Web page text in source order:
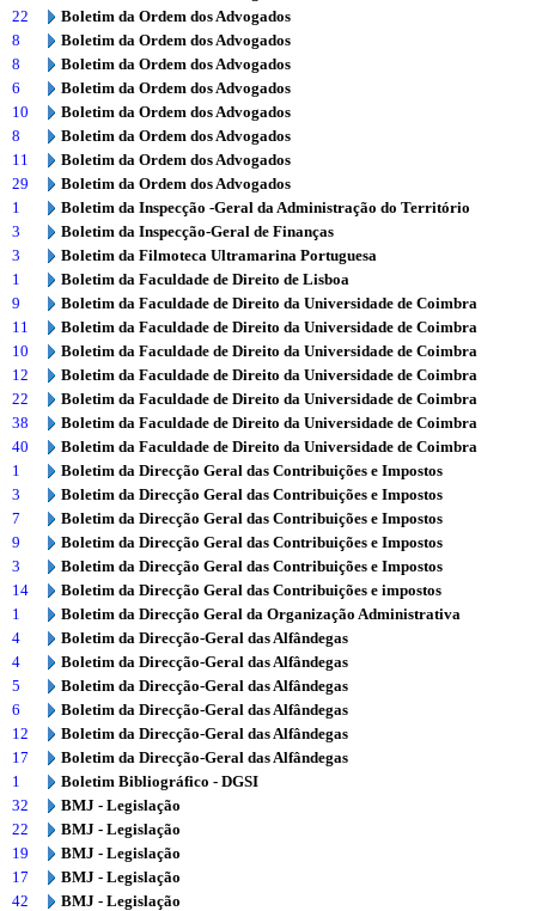
22
Boletim da Ordem dos Advogados
8
Boletim da Ordem dos Advogados
8
Boletim da Ordem dos Advogados
6
Boletim da Ordem dos Advogados
10
Boletim da Ordem dos Advogados
8
Boletim da Ordem dos Advogados
11
Boletim da Ordem dos Advogados
29
Boletim da Ordem dos Advogados
1
Boletim da Inspecção -Geral da Administração do Território
3
Boletim da Inspecção-Geral de Finanças
3
Boletim da Filmoteca Ultramarina Portuguesa
1
Boletim da Faculdade de Direito de Lisboa
9
Boletim da Faculdade de Direito da Universidade de Coimbra
11
Boletim da Faculdade de Direito da Universidade de Coimbra
10
Boletim da Faculdade de Direito da Universidade de Coimbra
12
Boletim da Faculdade de Direito da Universidade de Coimbra
22
Boletim da Faculdade de Direito da Universidade de Coimbra
38
Boletim da Faculdade de Direito da Universidade de Coimbra
40
Boletim da Faculdade de Direito da Universidade de Coimbra
1
Boletim da Direcção Geral das Contribuições e Impostos
3
Boletim da Direcção Geral das Contribuições e Impostos
7
Boletim da Direcção Geral das Contribuições e Impostos
9
Boletim da Direcção Geral das Contribuições e Impostos
3
Boletim da Direcção Geral das Contribuições e Impostos
14
Boletim da Direcção Geral das Contribuições e impostos
1
Boletim da Direcção Geral da Organização Administrativa
4
Boletim da Direcção-Geral das Alfândegas
4
Boletim da Direcção-Geral das Alfândegas
5
Boletim da Direcção-Geral das Alfândegas
6
Boletim da Direcção-Geral das Alfândegas
12
Boletim da Direcção-Geral das Alfândegas
17
Boletim da Direcção-Geral das Alfândegas
1
Boletim Bibliográfico - DGSI
32
BMJ - Legislação
22
BMJ - Legislação
19
BMJ - Legislação
17
BMJ - Legislação
42
BMJ - Legislação